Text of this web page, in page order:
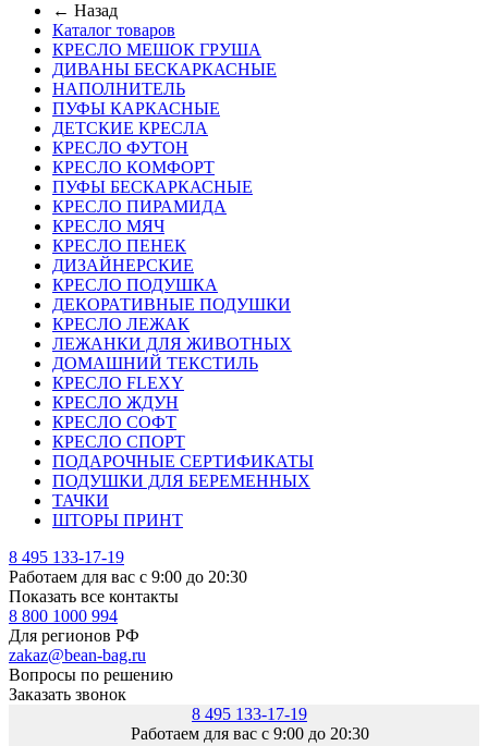
← Назад
Каталог товаров
КРЕСЛО МЕШОК ГРУША
ДИВАНЫ БЕСКАРКАСНЫЕ
НАПОЛНИТЕЛЬ
ПУФЫ КАРКАСНЫЕ
ДЕТСКИЕ КРЕСЛА
КРЕСЛО ФУТОН
КРЕСЛО КОМФОРТ
ПУФЫ БЕСКАРКАСНЫЕ
КРЕСЛО ПИРАМИДА
КРЕСЛО МЯЧ
КРЕСЛО ПЕНЕК
ДИЗАЙНЕРСКИЕ
КРЕСЛО ПОДУШКА
ДЕКОРАТИВНЫЕ ПОДУШКИ
КРЕСЛО ЛЕЖАК
ЛЕЖАНКИ ДЛЯ ЖИВОТНЫХ
ДОМАШНИЙ ТЕКСТИЛЬ
КРЕСЛО FLEXY
КРЕСЛО ЖДУН
КРЕСЛО СОФТ
КРЕСЛО СПОРТ
ПОДАРОЧНЫЕ СЕРТИФИКАТЫ
ПОДУШКИ ДЛЯ БЕРЕМЕННЫХ
ТАЧКИ
ШТОРЫ ПРИНТ
8 495 133-17-19
Работаем для вас с 9:00 до 20:30
Показать все контакты
8 800 1000 994
Для регионов РФ
zakaz@bean-bag.ru
Вопросы по решению
Заказать звонок
8 495 133-17-19
Работаем для вас с 9:00 до 20:30